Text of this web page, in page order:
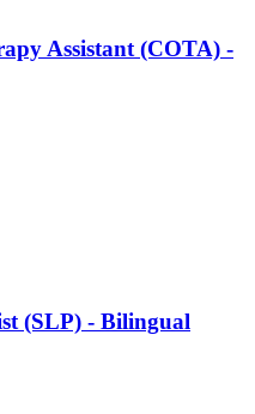
Assistant (COTA) -
(SLP) - Bilingual